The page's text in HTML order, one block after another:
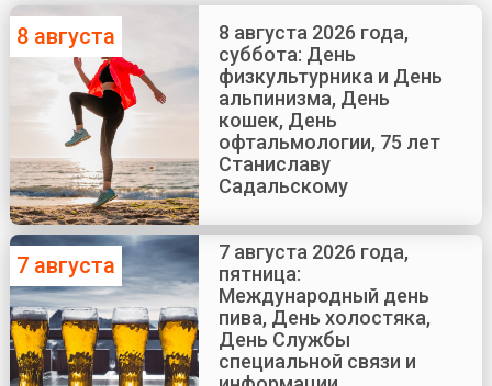
8 августа
8 августа 2026 года,
суббота: День
физкультурника и День
альпинизма, День
кошек, День
офтальмологии, 75 лет
Станиславу
Садальскому
7 августа
7 августа 2026 года,
пятница:
Международный день
пива, День холостяка,
День Службы
специальной связи и